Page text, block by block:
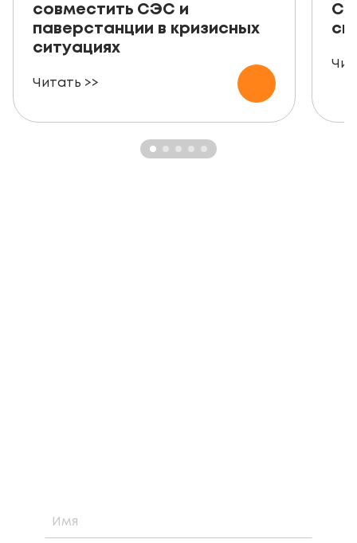
совместить СЭС и
паверстанции в кризисных
ситуациях
Читать >>